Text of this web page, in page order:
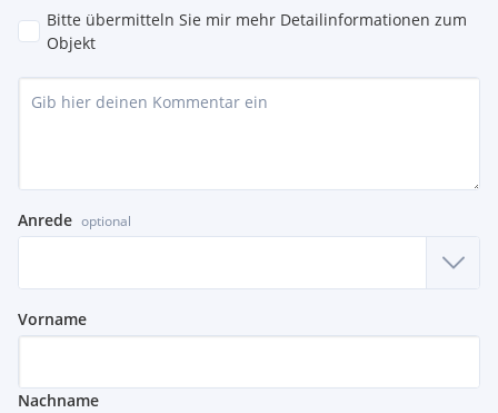
Ich freue mich auf Ihre Kontaktaufnahme und stehe für all
Herr Christian Rittsteuer, MSc. Bakk. akad. IM
office@seereal.at
Bitte übermitteln Sie mir mehr Detailinformationen zum
Objekt
Anrede optional
Vorname
Nachname